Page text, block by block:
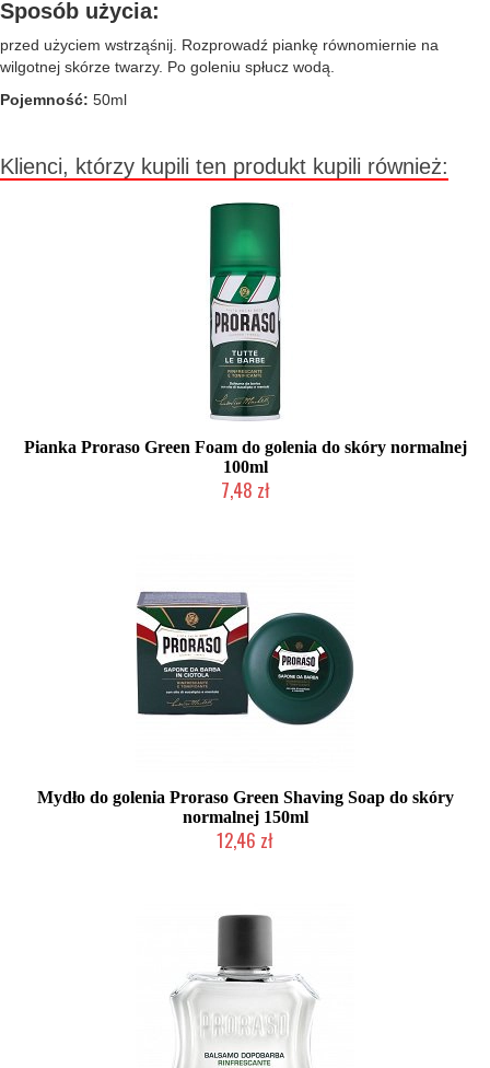
Sposób użycia:
przed użyciem wstrząśnij. Rozprowadź piankę równomiernie na
wilgotnej skórze twarzy. Po goleniu spłucz wodą.
Pojemność: 50ml
Klienci, którzy kupili ten produkt kupili również:
Pianka Proraso Green Foam do golenia do skóry normalnej
100ml
7,48 zł
Mydło do golenia Proraso Green Shaving Soap do skóry
normalnej 150ml
12,46 zł